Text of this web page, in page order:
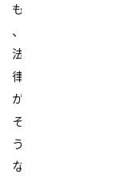
も
、
法
律
が
そ
う
な